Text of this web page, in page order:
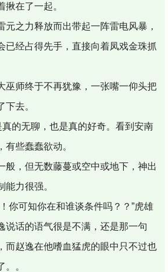
揪在了一起。
之力释放而出带起一阵雷电风暴，
已经占得先手，直接向着凤戏金珠抓
师终于不再犹豫，一张嘴一仰头把
下去。
的无聊，也是真的好奇。看到安南
有些蠢蠢欲动。
，但无数藤蔓或空中或地下，神出
能力很强。
你可知你在和谁谈条件吗？？”虎雄
说话的语气很是不满，还是那一句
而赵逸在他嗜血猛虎的眼中只不过也
。。